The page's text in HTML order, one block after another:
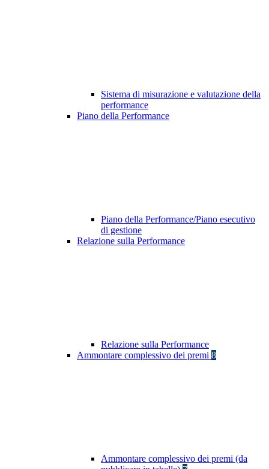
Sistema di misurazione e valutazione della
performance
Piano della Performance
Piano della Performance/Piano esecutivo
di gestione
Relazione sulla Performance
Relazione sulla Performance
Ammontare complessivo dei premi 8
Ammontare complessivo dei premi (da